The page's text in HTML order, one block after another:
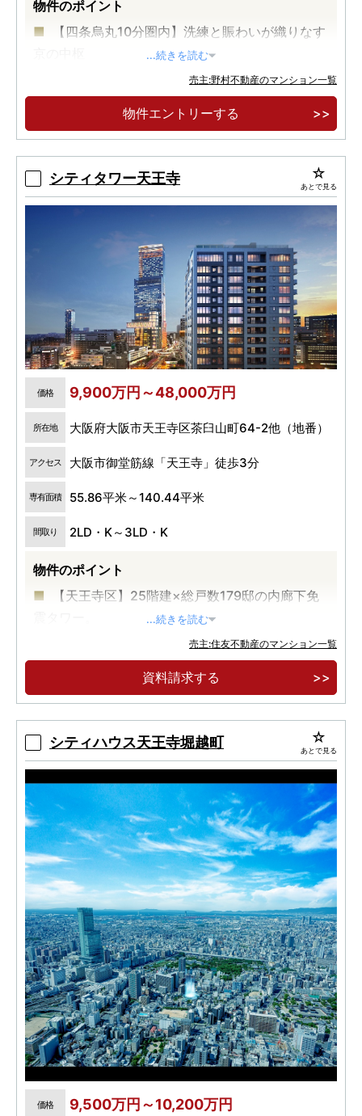
物件のポイント
【四条烏丸10分圏内】洗練と賑わいが織りなす
【阪急線駅近の利便性】通勤特急停車駅「大
宮」駅徒歩4分 特急停車駅「烏丸」駅徒歩9分
【47㎡台～113㎡台】収納力に特化した多彩な
...続きを読む
売主:野村不動産のマンション一覧
物件エントリーする
シティタワー天王寺 あとで見る
価格 9,900万円～48,000万円
所在地 大阪府大阪市天王寺区茶臼山町64-2他（地番）
アクセス 大阪市御堂筋線「天王寺」徒歩3分
専有面積 55.86平米～140.44平米
間取り 2LD・K～3LD・K
物件のポイント
【天王寺区】25階建×総戸数179邸の内廊下免
「天王寺」駅徒歩3分。
大阪屈指の高台「上町台地」。
...続きを読む
売主:住友不動産のマンション一覧
資料請求する
シティハウス天王寺堀越町 あとで見る
価格 9,500万円～10,200万円